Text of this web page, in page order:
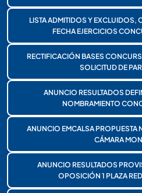
LISTA ADMITIDOS Y EXCLUIDOS,
FECHA EJERCICIOS
RECTIFICACIÓN BASES
SOLICITUD DE
ANUNCIO RESULTADOS
NOMBRAMIENTO
ANUNCIO EMCALSA PROPUESTA
CÁMARA
ANUNCIO RESULTADOS
OPOSICIÓN 1 PLAZA